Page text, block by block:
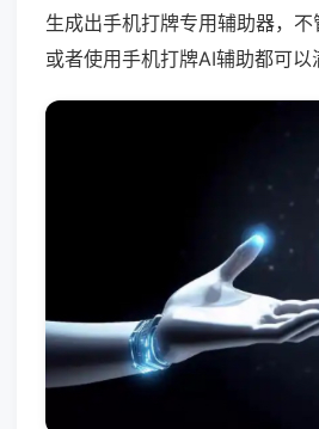
生成出手机打牌专用辅助器，
或者使用手机打牌AI辅助都可以